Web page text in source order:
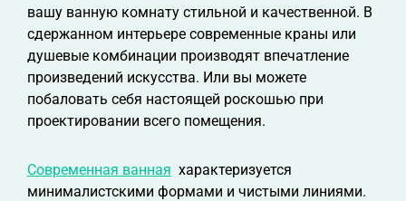
вашу ванную комнату стильной и качественной. В
сдержанном интерьере современные краны или
душевые комбинации производят впечатление
произведений искусства. Или вы можете
побаловать себя настоящей роскошью при
проектировании всего помещения.
Современная ванная характеризуется
минималистскими формами и чистыми линиями.